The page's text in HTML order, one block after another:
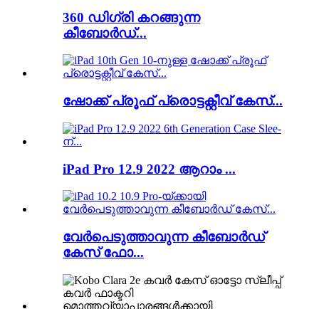
360 ഡിഗ്രി കറങ്ങുന്ന
കീബോർഡ്...
ഷോക്ക് പ്രൂഫ് പ്രൊട്ടക്റ്റീവ് കേസ്...
iPad Pro 12.9 2022 ആറാം ...
വേർപെടുത്താവുന്ന കീബോർഡ്
കേസ് ഫോ...